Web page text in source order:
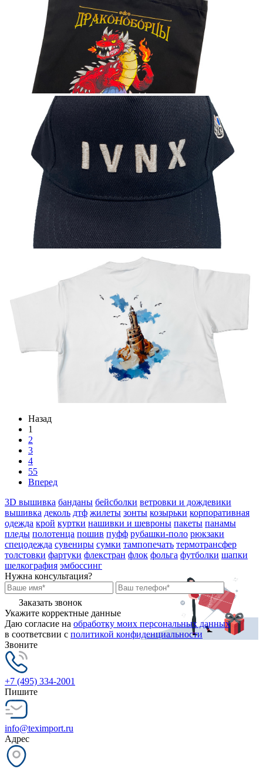
Назад
1
2
3
4
55
Вперед
3D вышивка банданы бейсболки ветровки и дождевики
вышивка деколь дтф жилеты зонты козырьки корпоративная
одежда крой куртки нашивки и шевроны пакеты панамы
пледы полотенца пошив пуфф рубашки-поло рюкзаки
спецодежда сувениры сумки тампопечать термотрансфер
толстовки фартуки флекстран флок фольга футболки шапки
шелкография эмбоссинг
Нужна консультация?
Заказать звонок
Укажите корректные данные
Даю согласие на обработку моих персональных данных
в соответсвии с политикой конфиденциальности
Звоните
+7 (495) 334-2001
Пишите
info@teximport.ru
Адрес